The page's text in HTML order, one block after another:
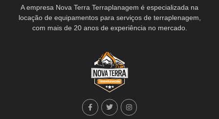
A empresa Nova Terra Terraplanagem é especializada na
locação de equipamentos para serviços de terraplenagem,
com mais de 20 anos de experiência no mercado.